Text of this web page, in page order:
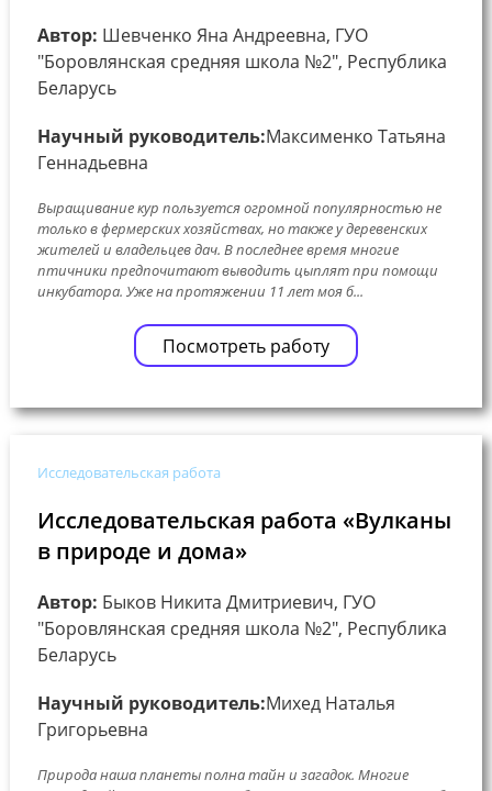
Автор: Шевченко Яна Андреевна, ГУО
"Боровлянская средняя школа №2", Республика
Беларусь
Научный руководитель:Максименко Татьяна
Геннадьевна
Выращивание кур пользуется огромной популярностью не
только в фермерских хозяйствах, но также у деревенских
жителей и владельцев дач. В последнее время многие
птичники предпочитают выводить цыплят при помощи
инкубатора. Уже на протяжении 11 лет моя б...
Посмотреть работу
Исследовательская работа
Исследовательская работа «Вулканы
в природе и дома»
Автор: Быков Никита Дмитриевич, ГУО
"Боровлянская средняя школа №2", Республика
Беларусь
Научный руководитель:Михед Наталья
Григорьевна
Природа наша планеты полна тайн и загадок. Многие